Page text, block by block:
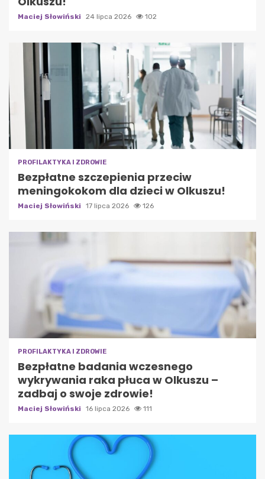
Maciej Słowiński 24 lipca 2026 102
PROFILAKTYKA I ZDROWIE
Bezpłatne szczepienia przeciw
meningokokom dla dzieci w Olkuszu!
Maciej Słowiński 17 lipca 2026 126
PROFILAKTYKA I ZDROWIE
Bezpłatne badania wczesnego
wykrywania raka płuca w Olkuszu –
zadbaj o swoje zdrowie!
Maciej Słowiński 16 lipca 2026 111